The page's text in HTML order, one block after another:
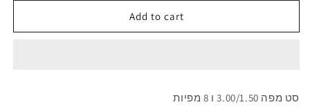
Add to cart
סט מפה 3.00/1.50 ו 8 מפיות